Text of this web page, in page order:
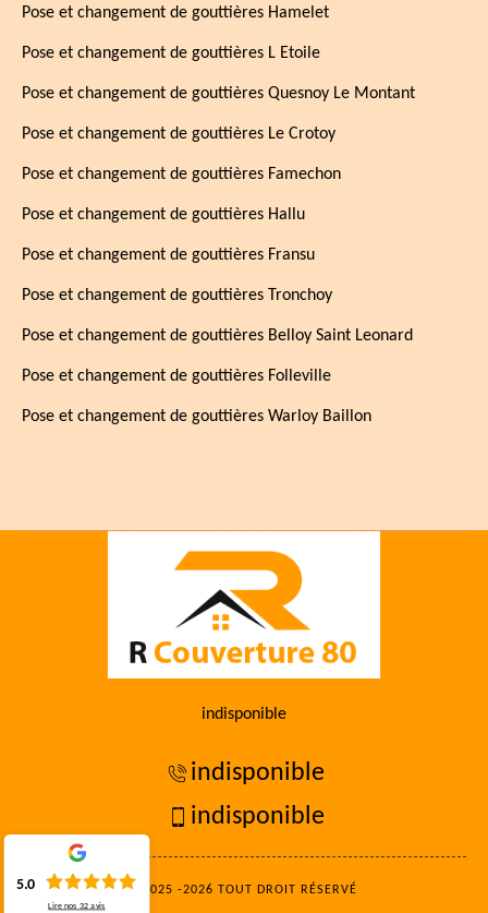
Pose et changement de gouttières Hamelet
Pose et changement de gouttières L Etoile
Pose et changement de gouttières Quesnoy Le Montant
Pose et changement de gouttières Le Crotoy
Pose et changement de gouttières Famechon
Pose et changement de gouttières Hallu
Pose et changement de gouttières Fransu
Pose et changement de gouttières Tronchoy
Pose et changement de gouttières Belloy Saint Leonard
Pose et changement de gouttières Folleville
Pose et changement de gouttières Warloy Baillon
indisponible
indisponible
indisponible
©2025 -2026 TOUT DROIT RÉSERVÉ
5.0
Lire nos32 avis